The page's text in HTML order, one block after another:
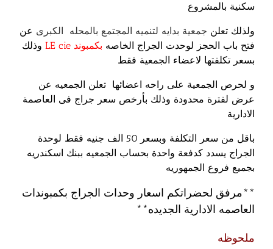
سكنية بالمشروع
ولذلك تعلن جمعية بدايه لتنميه المجتمع بالمحله الكبرى عن
فتح باب الحجز لوحدت الجراج الخاصه بكمبوند LE cie
وذلك
بسعر تكلفتها لاعضاء الجمعية فقط
و لحرص الجمعية على راحه اعضائها تعلن الجمعيه عن
عرض لفترة محدودة وذلك بأرخص سعر جراج فى العاصمة
الادارية
باقل من سعر التكلفة وبسعر 50 الف جنيه فقط لوحدة
الجراج يسدد كدفعة واحدة بحساب الجمعيه ببنك اسكندريه
بجميع فروع الجمهوريه
**مرفق لحضراتكم اسعار وحدات الجراج بكمبوندات
العاصمه الادارية الجديده**
ملحوظه